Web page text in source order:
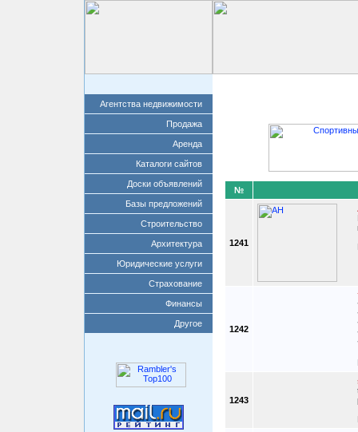
Агентства недвижимости
Продажа
Аренда
Каталоги сайтов
Доски объявлений
Базы предложений
Строительство
Архитектура
Юридические услуги
Страхование
Финансы
Другое
№
1241
1242
1243